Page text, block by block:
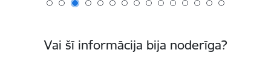
Vai šī informācija bija noderīga?